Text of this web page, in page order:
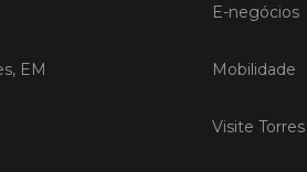
EM
E-negócios
Mobilidade
Visite